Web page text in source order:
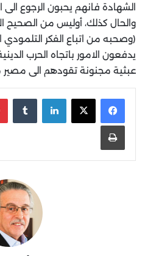
الشهادة فانهم يحبون الرجوع الى
والحال كذلك، أوليس من الصحيح
(وصحبه من اتباع الفكر
يدفعون الامور باتجاه الحرب
عبثية مجنونة تقودهم الى مصير
لينكدإن